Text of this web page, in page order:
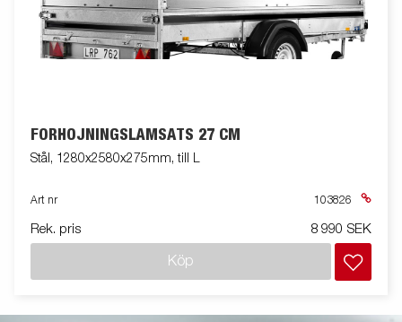
FÖRHÖJNINGSLÄMSATS 27 CM
Stål, 1280x2580x275mm, till L
Art nr 103826
Rek. pris 8 990 SEK
Köp